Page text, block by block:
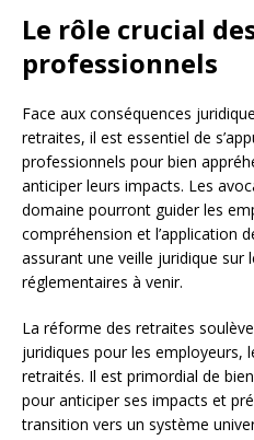
Le rôle crucial
professionnels
Face aux conséquences
retraites, il est essentiel de
professionnels pour bien
anticiper leurs impacts. Les
domaine pourront guider les
compréhension et l’application
assurant une veille juridique sur
réglementaires à venir.
La réforme des retraites
juridiques pour les employeurs,
retraités. Il est primordial de
pour anticiper ses impacts et
transition vers un système